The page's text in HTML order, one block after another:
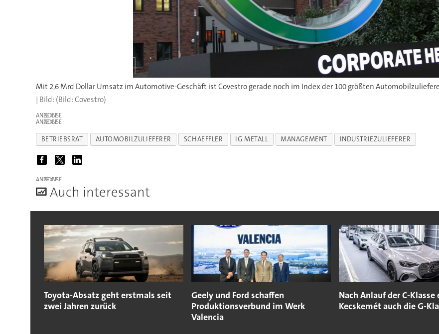
Mit 2,6 Mrd Dollar Umsatz im Automotive-Geschäft ist Covestro gerade noch im Index der 100 größten
(Bild: Covestro)
ANZEIGE
ANZEIGE
BETRIEBSRAT AUTOMOBILZULIEFERER SCHAEFFLER IG METALL MANAGEMENT INDUSTRIEZULIEFERER
ANZEIGE
Auch interessant
Toyota-Absatz geht erstmals seit
zwei Jahren zurück
Geely und Ford schaffen
Produktionsverbund im Werk
Valencia
Nach Anlauf der C-Klasse
Kecskemét auch die G-